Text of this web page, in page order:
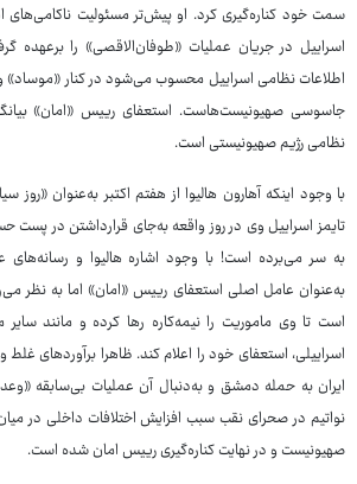
سمت خود کناره‌گیری کرد. او پیش‌تر مسئولیت
اسراییل در جریان عملیات «طوفان‌الاقصی» را برعهده
اطلاعات نظامی اسراییل محسوب می‌شود در کنار «موساد»
جاسوسی صهیونیست‌هاست. استعفای رییس «امان»
نظامی رژیم صهیونیستی است.
با وجود اینکه آهارون هالیوا از هفتم اکتبر به‌عنوان «روز
تایمز اسراییل وی در روز واقعه به‌جای قرارداشتن در
به سر می‌برده است! با وجود اشاره هالیوا و رسانه‌های
به‌عنوان عامل اصلی استعفای رییس «امان» اما به نظر
است تا وی ماموریت را نیمه‌کاره رها کرده و مانند سایر
اسراییلی، استعفای خود را اعلام کند. ظاهرا برآوردهای
ایران به حمله دمشق و به‌دنبال آن عملیات بی‌سابقه
نواتیم در صحرای نقب سبب افزایش اختلافات داخلی در
صهیونیست و در نهایت کناره‌گیری رییس امان شده است.